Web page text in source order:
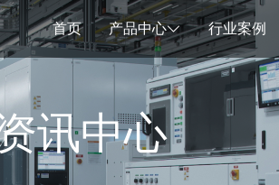
首页 产品中心 行业案例
讯中心